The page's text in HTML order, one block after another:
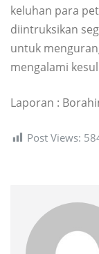
keluhan para
diintruksikan
untuk
mengalami
Laporan :
Post Views: